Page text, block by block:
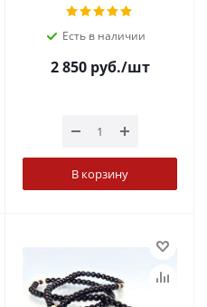
Есть в наличии
2 850руб./шт
В корзину